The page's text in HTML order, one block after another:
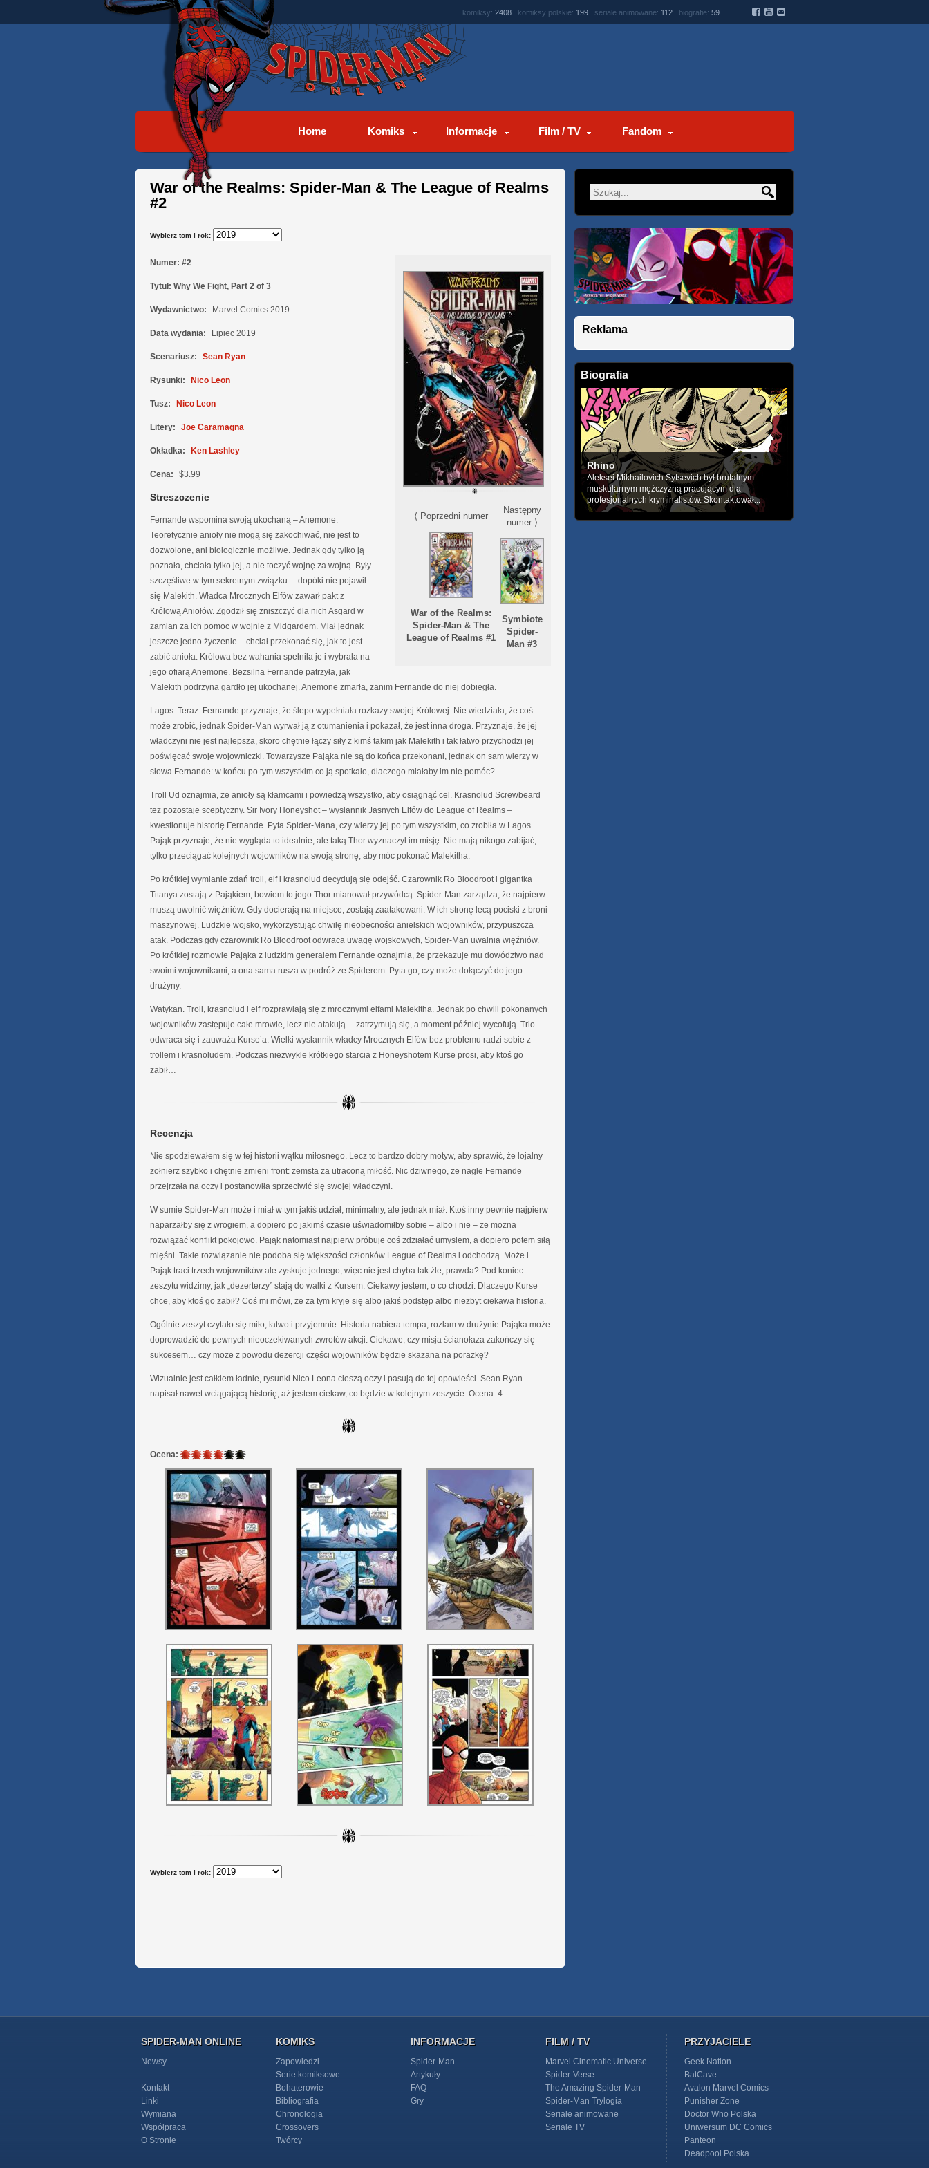
komiksy: 2408 komiksy polskie: 199 seriale animowane: 112 biografie: 59
Home Komiks Informacje Film / TV Fandom
War of the Realms: Spider-Man & The League of Realms
#2
Wybierz tom i rok:
⟨ Poprzedni numer
War of the Realms:
Spider-Man & The
League of Realms #1
Następny
numer ⟩
Symbiote
Spider-
Man #3
Numer: #2
Tytuł: Why We Fight, Part 2 of 3
Wydawnictwo: Marvel Comics 2019
Data wydania: Lipiec 2019
Scenariusz: Sean Ryan
Rysunki: Nico Leon
Tusz: Nico Leon
Litery: Joe Caramagna
Okładka: Ken Lashley
Cena: $3.99
Streszczenie
Fernande wspomina swoją ukochaną – Anemone.
Teoretycznie anioły nie mogą się zakochiwać, nie jest to
dozwolone, ani biologicznie możliwe. Jednak gdy tylko ją
poznała, chciała tylko jej, a nie toczyć wojnę za wojną. Były
szczęśliwe w tym sekretnym związku… dopóki nie pojawił
się Malekith. Władca Mrocznych Elfów zawarł pakt z
Królową Aniołów. Zgodził się zniszczyć dla nich Asgard w
zamian za ich pomoc w wojnie z Midgardem. Miał jednak
jeszcze jedno życzenie – chciał przekonać się, jak to jest
zabić anioła. Królowa bez wahania spełniła je i wybrała na
jego ofiarą Anemone. Bezsilna Fernande patrzyła, jak
Malekith podrzyna gardło jej ukochanej. Anemone zmarła, zanim Fernande do niej dobiegła.
Lagos. Teraz. Fernande przyznaje, że ślepo wypełniała rozkazy swojej Królowej. Nie wiedziała, że coś
może zrobić, jednak Spider-Man wyrwał ją z otumanienia i pokazał, że jest inna droga. Przyznaje, że jej
władczyni nie jest najlepsza, skoro chętnie łączy siły z kimś takim jak Malekith i tak łatwo przychodzi jej
poświęcać swoje wojowniczki. Towarzysze Pająka nie są do końca przekonani, jednak on sam wierzy w
słowa Fernande: w końcu po tym wszystkim co ją spotkało, dlaczego miałaby im nie pomóc?
Troll Ud oznajmia, że anioły są kłamcami i powiedzą wszystko, aby osiągnąć cel. Krasnolud Screwbeard
też pozostaje sceptyczny. Sir Ivory Honeyshot – wysłannik Jasnych Elfów do League of Realms –
kwestionuje historię Fernande. Pyta Spider-Mana, czy wierzy jej po tym wszystkim, co zrobiła w Lagos.
Pająk przyznaje, że nie wygląda to idealnie, ale taką Thor wyznaczył im misję. Nie mają nikogo zabijać,
tylko przeciągać kolejnych wojowników na swoją stronę, aby móc pokonać Malekitha.
Po krótkiej wymianie zdań troll, elf i krasnolud decydują się odejść. Czarownik Ro Bloodroot i gigantka
Titanya zostają z Pająkiem, bowiem to jego Thor mianował przywódcą. Spider-Man zarządza, że najpierw
muszą uwolnić więźniów. Gdy docierają na miejsce, zostają zaatakowani. W ich stronę lecą pociski z broni
maszynowej. Ludzkie wojsko, wykorzystując chwilę nieobecności anielskich wojowników, przypuszcza
atak. Podczas gdy czarownik Ro Bloodroot odwraca uwagę wojskowych, Spider-Man uwalnia więźniów.
Po krótkiej rozmowie Pająka z ludzkim generałem Fernande oznajmia, że przekazuje mu dowództwo nad
swoimi wojownikami, a ona sama rusza w podróż ze Spiderem. Pyta go, czy może dołączyć do jego
drużyny.
Watykan. Troll, krasnolud i elf rozprawiają się z mrocznymi elfami Malekitha. Jednak po chwili pokonanych
wojowników zastępuje całe mrowie, lecz nie atakują… zatrzymują się, a moment później wycofują. Trio
odwraca się i zauważa Kurse’a. Wielki wysłannik władcy Mrocznych Elfów bez problemu radzi sobie z
trollem i krasnoludem. Podczas niezwykle krótkiego starcia z Honeyshotem Kurse prosi, aby ktoś go
zabił…
Recenzja
Nie spodziewałem się w tej historii wątku miłosnego. Lecz to bardzo dobry motyw, aby sprawić, że lojalny
żołnierz szybko i chętnie zmieni front: zemsta za utraconą miłość. Nic dziwnego, że nagle Fernande
przejrzała na oczy i postanowiła sprzeciwić się swojej władczyni.
W sumie Spider-Man może i miał w tym jakiś udział, minimalny, ale jednak miał. Ktoś inny pewnie najpierw
naparzałby się z wrogiem, a dopiero po jakimś czasie uświadomiłby sobie – albo i nie – że można
rozwiązać konflikt pokojowo. Pająk natomiast najpierw próbuje coś zdziałać umysłem, a dopiero potem siłą
mięśni. Takie rozwiązanie nie podoba się większości członków League of Realms i odchodzą. Może i
Pająk traci trzech wojowników ale zyskuje jednego, więc nie jest chyba tak źle, prawda? Pod koniec
zeszytu widzimy, jak „dezerterzy” stają do walki z Kursem. Ciekawy jestem, o co chodzi. Dlaczego Kurse
chce, aby ktoś go zabił? Coś mi mówi, że za tym kryje się albo jakiś podstęp albo niezbyt ciekawa historia.
Ogólnie zeszyt czytało się miło, łatwo i przyjemnie. Historia nabiera tempa, rozłam w drużynie Pająka może
doprowadzić do pewnych nieoczekiwanych zwrotów akcji. Ciekawe, czy misja ścianołaza zakończy się
sukcesem… czy może z powodu dezercji części wojowników będzie skazana na porażkę?
Wizualnie jest całkiem ładnie, rysunki Nico Leona cieszą oczy i pasują do tej opowieści. Sean Ryan
napisał nawet wciągającą historię, aż jestem ciekaw, co będzie w kolejnym zeszycie. Ocena: 4.
Ocena: 4
6
Wybierz tom i rok:
Reklama
Biografia
Rhino
Aleksei Mikhailovich Sytsevich był brutalnym
muskularnym mężczyzną pracującym dla
profesjonalnych kryminalistów. Skontaktował...
SPIDER-MAN ONLINE
Newsy
Kontakt
Linki
Wymiana
Współpraca
O Stronie
KOMIKS
Zapowiedzi
Serie komiksowe
Bohaterowie
Bibliografia
Chronologia
Crossovers
Twórcy
INFORMACJE
Spider-Man
Artykuły
FAQ
Gry
FILM / TV
Marvel Cinematic Universe
Spider-Verse
The Amazing Spider-Man
Spider-Man Trylogia
Seriale animowane
Seriale TV
PRZYJACIELE
Geek Nation
BatCave
Avalon Marvel Comics
Punisher Zone
Doctor Who Polska
Uniwersum DC Comics
Panteon
Deadpool Polska